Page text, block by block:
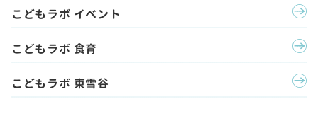
こどもラボ イベント
こどもラボ 食育
こどもラボ 東雪谷